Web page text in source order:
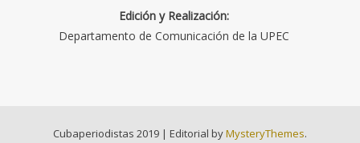
Edición y Realización:
Departamento de Comunicación de la UPEC
Cubaperiodistas 2019 | Editorial byMysteryThemes.